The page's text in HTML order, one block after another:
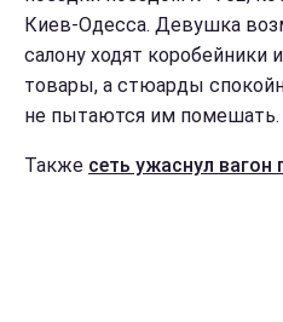
Киев-Одесса. Девушка
салону ходят коробейники
товары, а стюарды
не пытаются им помешать.
Также сеть ужаснул вагон